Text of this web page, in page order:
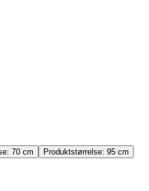
70 cm Produktstørrelse: 95 cm